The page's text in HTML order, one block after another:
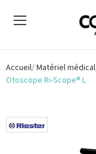
Accueil Matériel médical
Otoscope Ri-Scope® L